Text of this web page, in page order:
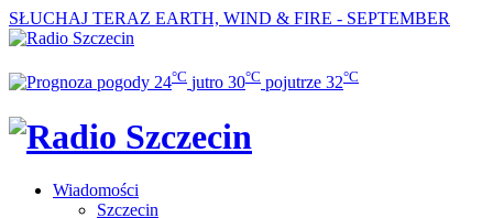
SŁUCHAJ TERAZ EARTH, WIND & FIRE - SEPTEMBER
24°C jutro 30°C pojutrze 32°C
Wiadomości
Szczecin